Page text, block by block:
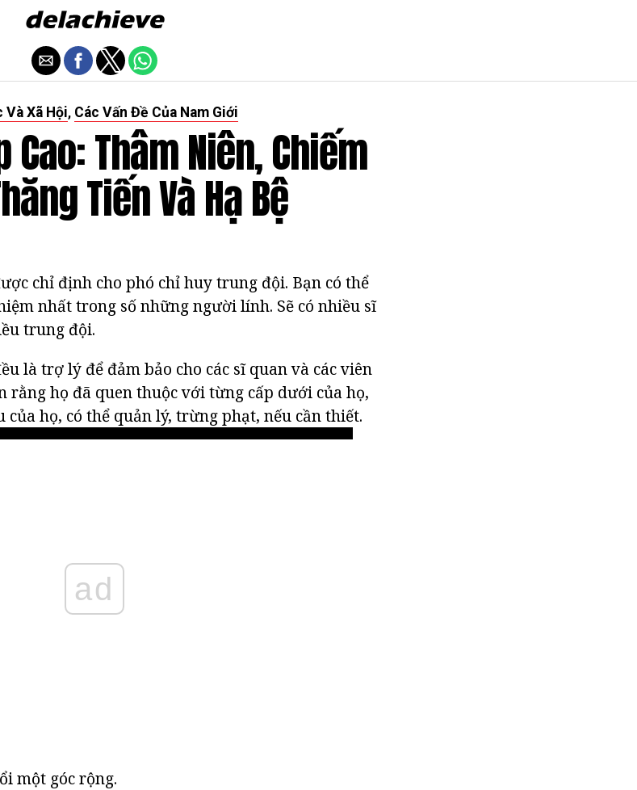
Xã Hội, Các Vấn Đề Của Nam Giới
Cao: Thâm Niên, Chiếm
Tiến Và Hạ Bệ
chỉ định cho phó chỉ huy trung đội. Bạn có thể
nhất trong số những người lính. Sẽ có nhiều sĩ
trung đội.
là trợ lý để đảm bảo cho các sĩ quan và các viên
rằng họ đã quen thuộc với từng cấp dưới của họ,
họ, có thể quản lý, trừng phạt, nếu cần thiết.
ad
một góc rộng.